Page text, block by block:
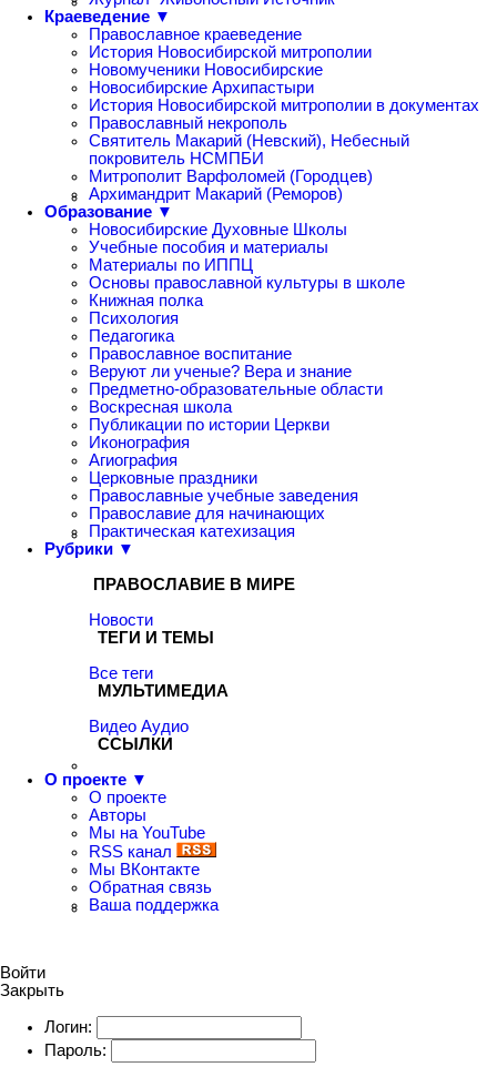
Краеведение ▼
Православное краеведение
История Новосибирской митрополии
Новомученики Новосибирские
Новосибирские Архипастыри
История Новосибирской митрополии в документах
Православный некрополь
Святитель Макарий (Невский), Небесный
покровитель НСМПБИ
Митрополит Варфоломей (Городцев)
Архимандрит Макарий (Реморов)
Образование ▼
Новосибирские Духовные Школы
Учебные пособия и материалы
Материалы по ИППЦ
Основы православной культуры в школе
Книжная полка
Психология
Педагогика
Православное воспитание
Веруют ли ученые? Вера и знание
Предметно-образовательные области
Воскресная школа
Публикации по истории Церкви
Иконография
Агиография
Церковные праздники
Православные учебные заведения
Православие для начинающих
Практическая катехизация
Рубрики ▼
ПРАВОСЛАВИЕ В МИРЕ
Новости
ТЕГИ И ТЕМЫ
Все теги
МУЛЬТИМЕДИА
Видео Аудио
ССЫЛКИ
О проекте ▼
О проекте
Авторы
Мы на YouTube
RSS канал
Мы ВКонтакте
Обратная связь
Ваша поддержка
Войти
Закрыть
Логин:
Пароль: